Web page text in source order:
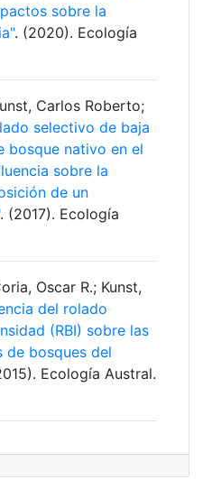
sobre la
. (2020). Ecología
Carlos Roberto;
selectivo de baja
bosque nativo en el
sobre la
de un
. (2017). Ecología
Oscar R.; Kunst,
del rolado
(RBI) sobre las
de bosques del
Ecología Austral.